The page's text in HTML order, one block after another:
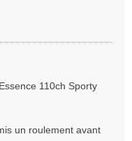
110ch Sporty
un roulement avant